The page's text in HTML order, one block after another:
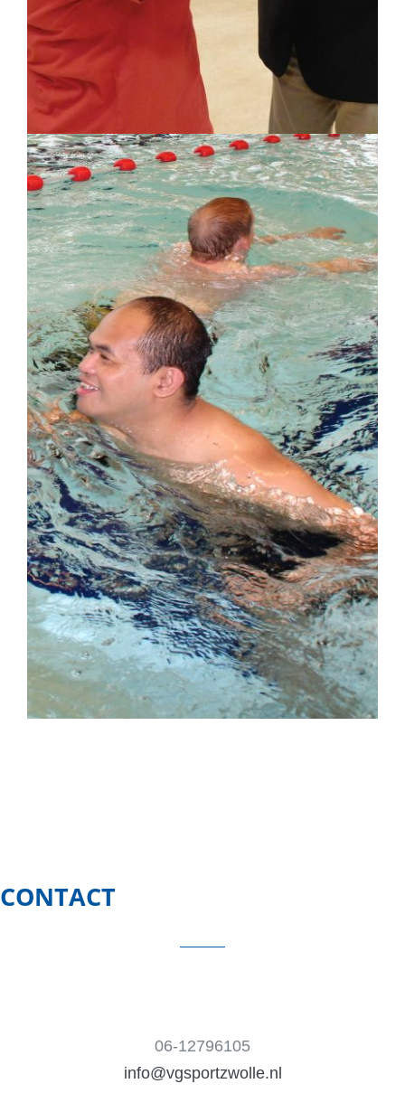
Zwemmen
CONTACT
06-12796105
info@vgsportzwolle.nl